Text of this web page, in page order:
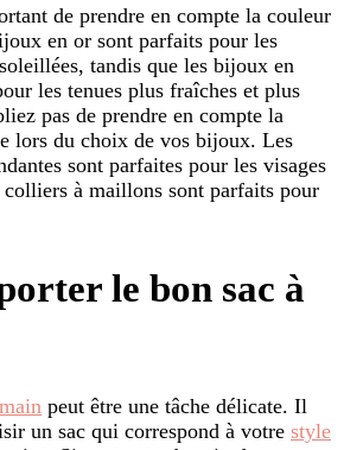
de prendre en compte la couleur
en or sont parfaits pour les
tandis que les bijoux en
les tenues plus fraîches et plus
pas de prendre en compte la
lors du choix de vos bijoux. Les
sont parfaites pour les visages
à maillons sont parfaits pour
le bon sac à
peut être une tâche délicate. Il
un sac qui correspond à votre style